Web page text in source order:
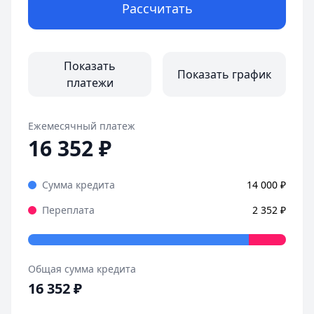
26 октября 2025 г.
Взяла займ в 495 Кредит, одобрили быстро.
Рассчитать
Показать
платежи
Показать график
Ежемесячный платеж
16 352₽
Сумма кредита 14 000 ₽
Переплата
2 352 ₽
Общая сумма кредита
16 352₽